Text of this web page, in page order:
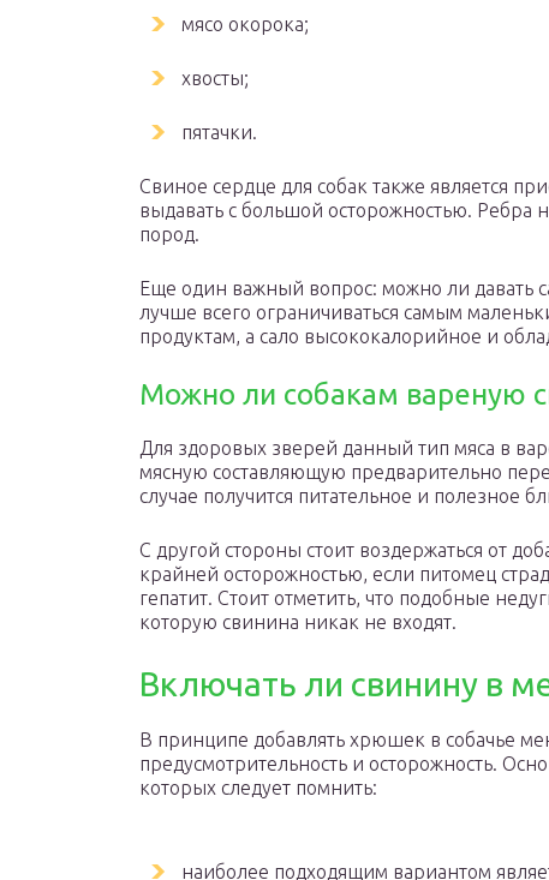
мясо окорока;
хвосты;
пятачки.
Свиное сердце для собак также является
выдавать с большой осторожностью. Ребра
пород.
Еще один важный вопрос: можно ли давать
лучше всего ограничиваться самым
продуктам, а сало высококалорийное и
Можно ли собакам вареную
Для здоровых зверей данный тип мяса в
мясную составляющую предварительно
случае получится питательное и полезное
С другой стороны стоит воздержаться от
крайней осторожностью, если питомец
гепатит. Стоит отметить, что подобные
которую свинина никак не входят.
Включать ли свинину в
В принципе добавлять хрюшек в собачье
предусмотрительность и осторожность.
которых следует помнить:
наиболее подходящим вариантом